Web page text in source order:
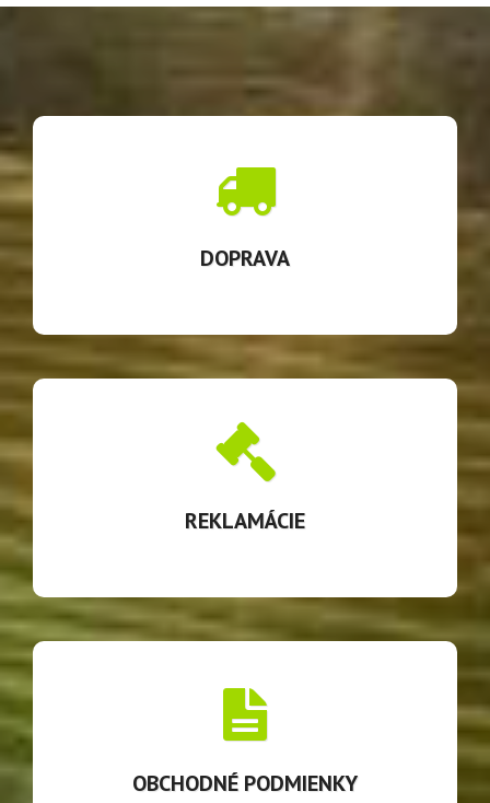
DOPRAVA
DOPRAVA
Tovar sa zaväzujeme zákazníkovi dodať najneskôr do 3
expedujeme do 24h.
REKLAMÁCIE
REKLAMÁCIE
Zákazník je oprávnený reklamovať dodaný tovar v lehote
24 mesiacov odo dňa jeho prevzatia.
OBCHODNÉ PODMIENKY
OBCHODNÉ PODMIENKY
Dodanie tovaru uskutočňujeme počas pracovných dní od